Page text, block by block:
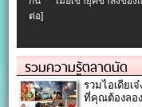
ต่อ]
รวมความรู้ตลาดนัด
รวมไอเดียเ
ที่คุณต้องลอง